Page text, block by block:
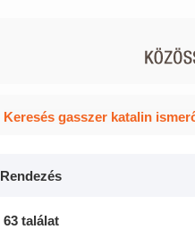
Keresés gasszer katalin
Rendezés
63 találat